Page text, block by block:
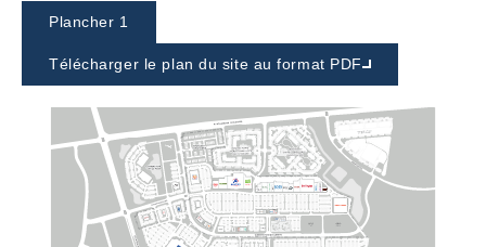
Plancher 1
Télécharger le plan du site au format PDF